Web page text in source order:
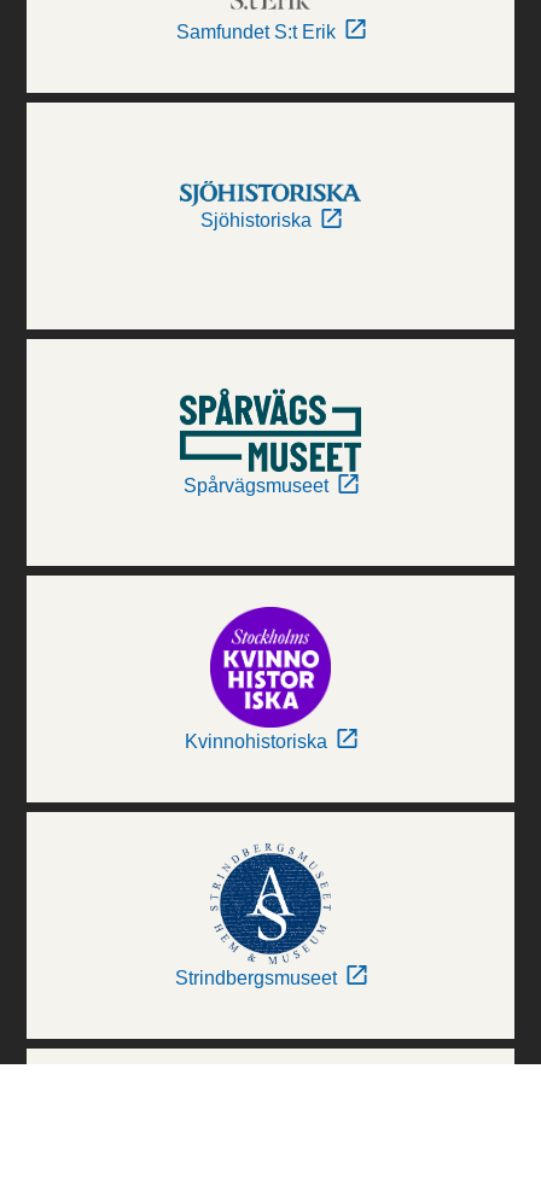
Samfundet S:t Erik
Sjöhistoriska
Spårvägsmuseet
Kvinnohistoriska
Strindbergsmuseet